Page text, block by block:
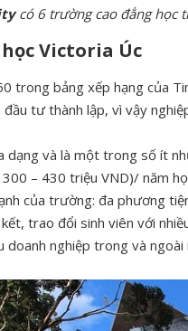
có 6 trường cao đẳng học
Victoria Úc
trong bảng xếp hạng của
tư thành lập, vì vậy
dạng và là một trong số ít
– 430 triệu VND)/ năm
của trường: đa phương
trao đổi sinh viên với
nghiệp trong và